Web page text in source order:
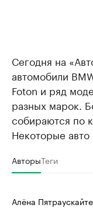
Сегодня на
автомобили
Foton и ряд
разных марок.
собираются по
Некоторые авто
АвторыТеги
Алёна Пятраускайте